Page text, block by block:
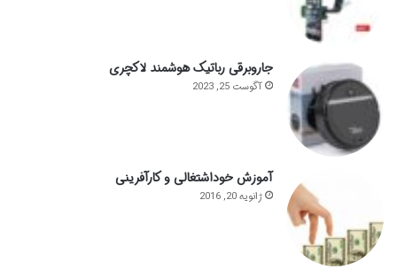
جاروبرقی رباتیک هوشمند لاکچری
آگوست 25, 2023
آموزش خوداشتغالی و کارآفرینی
ژانویه 20, 2016